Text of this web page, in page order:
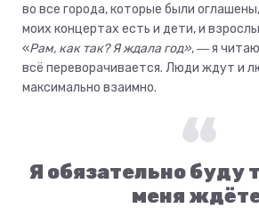
во все города, которые были
моих концертах есть и дети, и
«Рам, как так? Я ждала год», ― я
всё переворачивается. Люди ждут и
максимально взаимно.
Я обязательно буду
меня